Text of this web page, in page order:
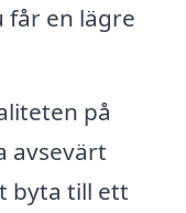
får en lägre
på
avsevärt
byta till ett